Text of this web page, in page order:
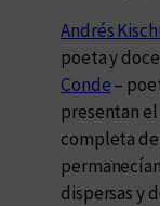
Andrés
poeta y
Conde–
presentan
completa
dispersas y